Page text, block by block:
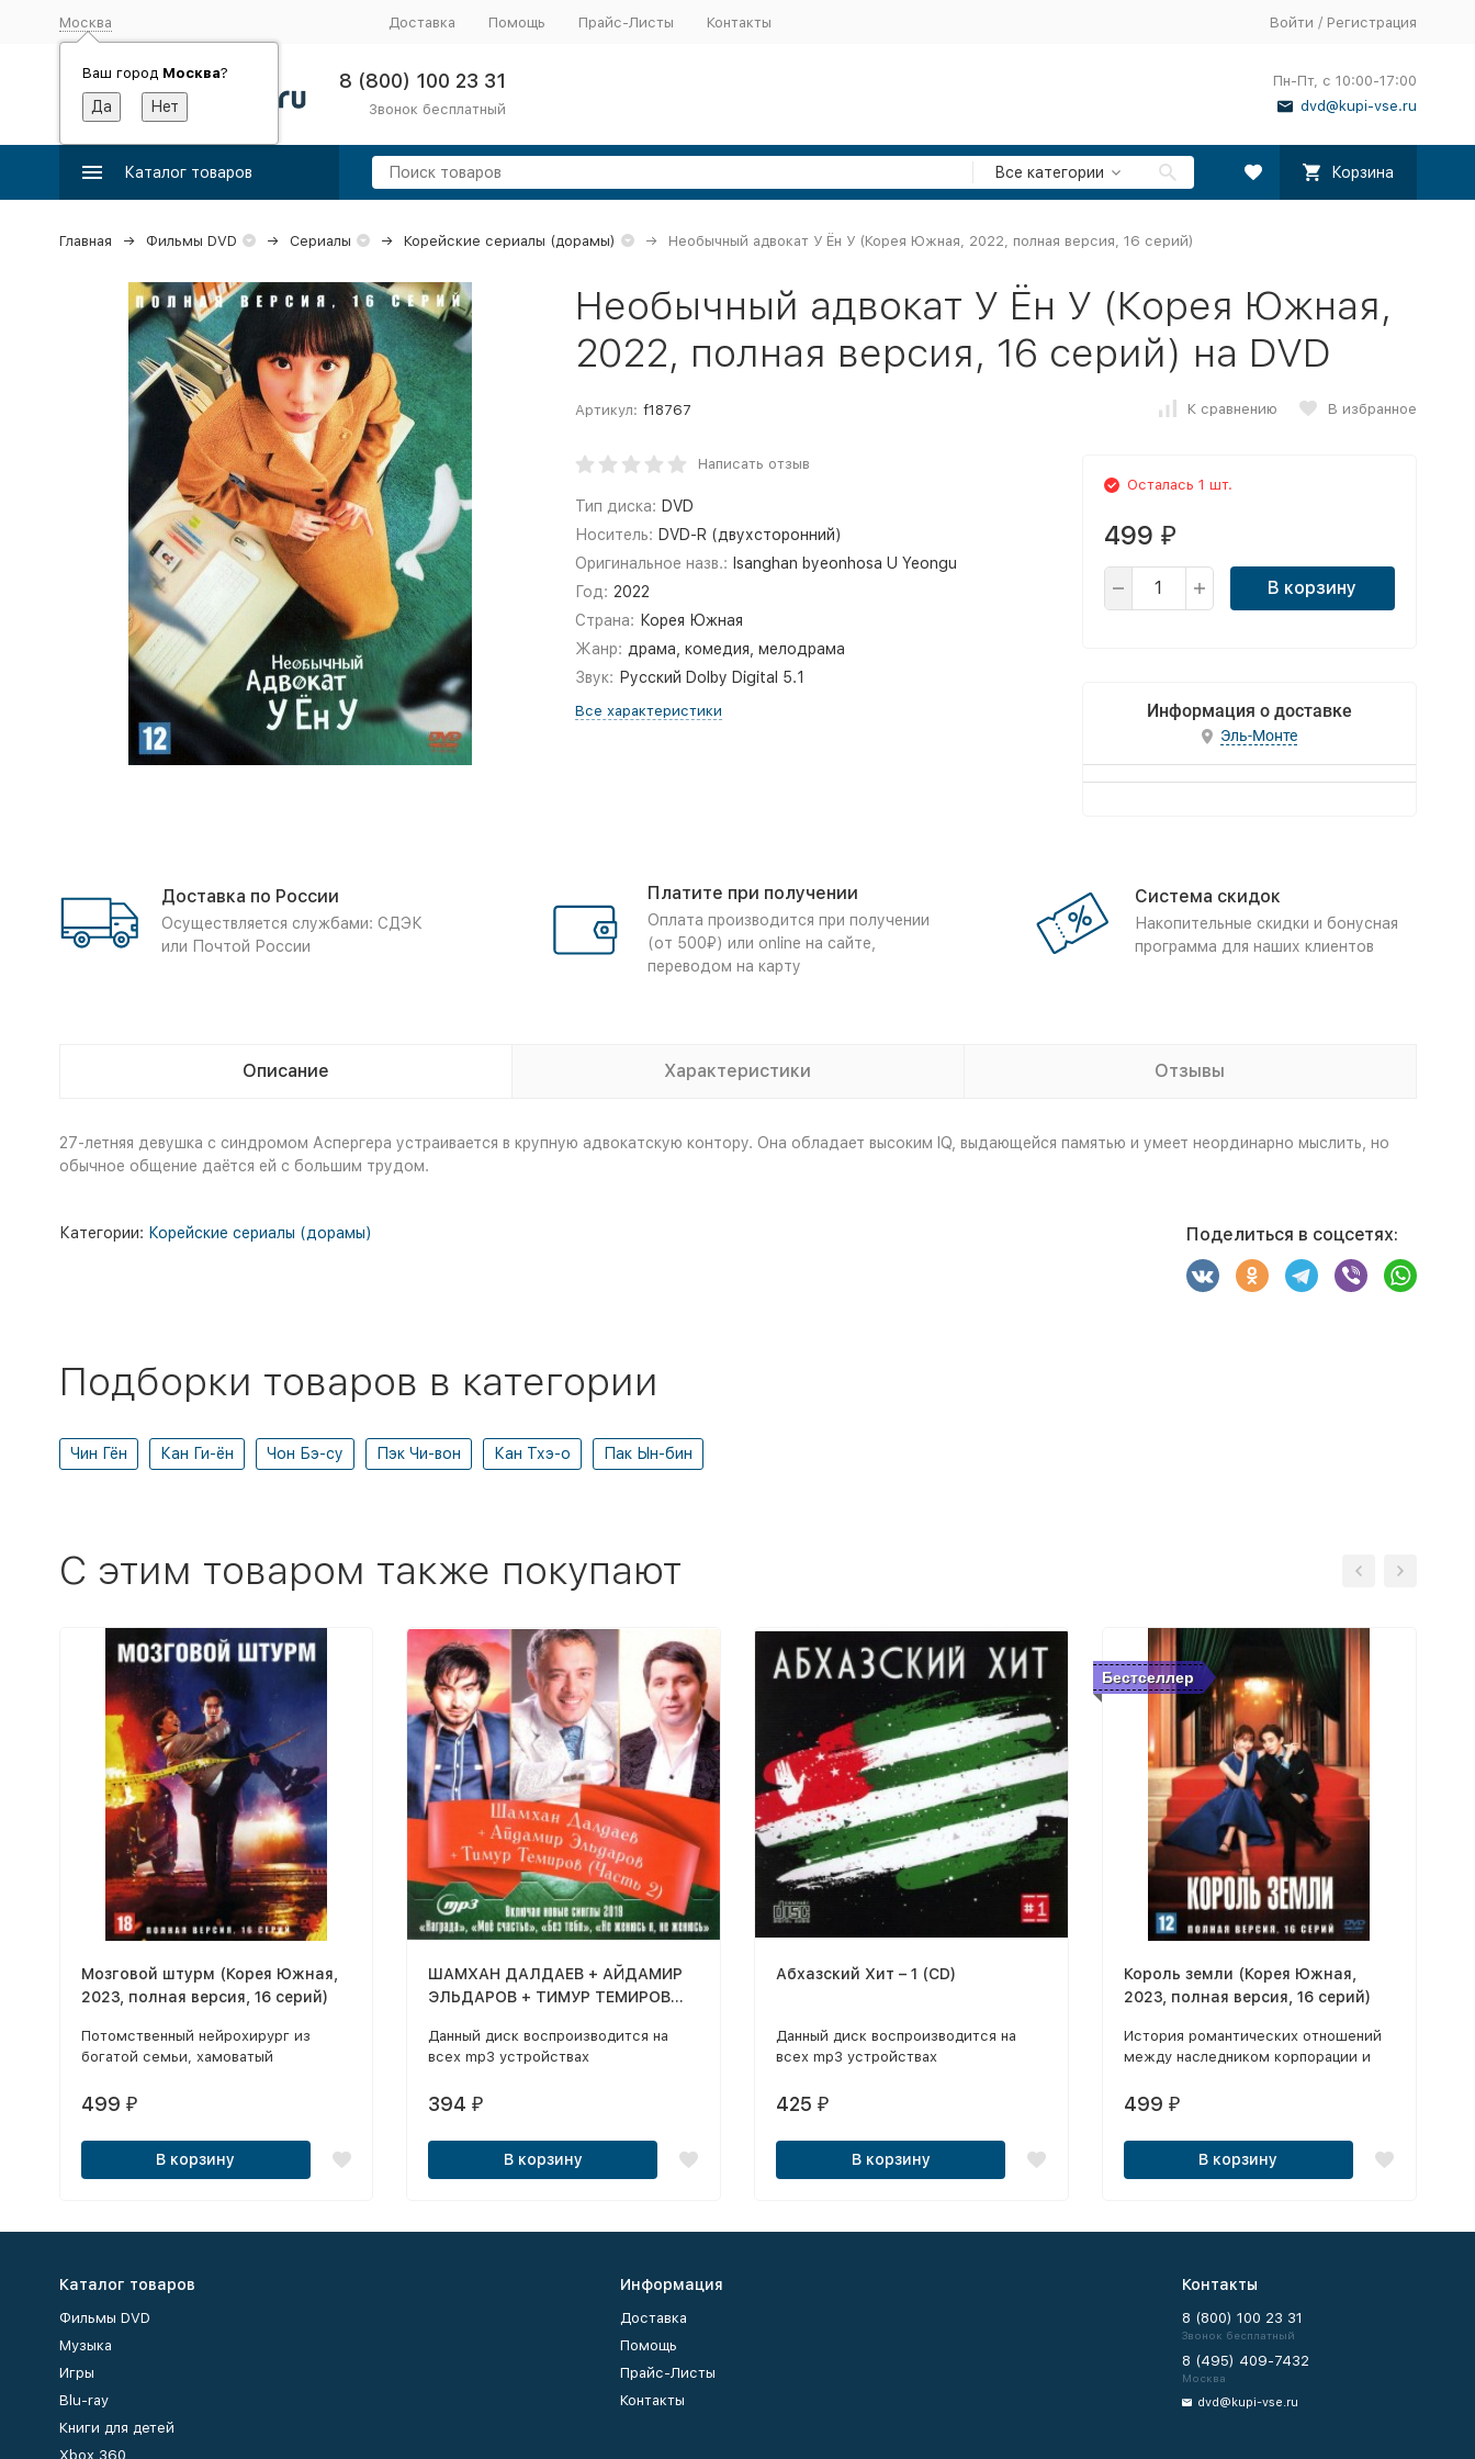
Москва
Ваш город Москва?
Доставка Помощь Прайс-Листы Контакты Войти / Регистрация
8 (800) 100 23 31
Звонок бесплатный
Пн-Пт, с 10:00-17:00
dvd@kupi-vse.ru
Каталог товаров Все категории Корзина
Главная Фильмы DVD Сериалы Корейские сериалы (дорамы) Необычный адвокат У Ён У (Корея Южная, 2022, полная версия, 16 серий)
Необычный адвокат У Ён У (Корея Южная,
2022, полная версия, 16 серий) на DVD
Артикул: f18767 К сравнению В избранное
Написать отзыв
Тип диска: DVD
Носитель: DVD-R (двухсторонний)
Оригинальное назв.: Isanghan byeonhosa U Yeongu
Год: 2022
Страна: Корея Южная
Жанр: драма, комедия, мелодрама
Звук: Русский Dolby Digital 5.1
Все характеристики
Осталась 1 шт.
499 ₽
В корзину
Информация о доставке
Эль-Монте
Доставка по России
Осуществляется службами: СДЭК
или Почтой России
Платите при получении
Оплата производится при получении
(от 500₽) или online на сайте,
переводом на карту
Система скидок
Накопительные скидки и бонусная
программа для наших клиентов
Описание Характеристики Отзывы
27-летняя девушка с синдромом Аспергера устраивается в крупную адвокатскую контору. Она обладает высоким IQ, выдающейся памятью и умеет неординарно мыслить, но
обычное общение даётся ей с большим трудом.
Категории: Корейские сериалы (дорамы) Поделиться в соцсетях:
Подборки товаров в категории
Чин Гён Кан Ги-ён Чон Бэ-су Пэк Чи-вон Кан Тхэ-о Пак Ын-бин
C этим товаром также покупают
Мозговой штурм (Корея Южная,
2023, полная версия, 16 серий)
Потомственный нейрохирург из
богатой семьи, хамоватый
гипноза объединяются, чтобы
499 ₽
В корзину
ШАМХАН ДАЛДАЕВ + АЙДАМИР
ЭЛЬДАРОВ + ТИМУР ТЕМИРОВ
СИНГЛЫ 2019 - "НАГРАДА", "МОЁ
СЧАСТЬЕ", "БЕЗ ТЕБЯ", "НЕ
(СБОРНИК MP3)
Данный диск воспроизводится на
всех mp3 устройствах
394₽
В корзину
Абхазский Хит – 1 (CD)
Данный диск воспроизводится на
всех mp3 устройствах
425 ₽
В корзину
Бестселлер
Король земли (Корея Южная,
2023, полная версия, 16 серий)
История романтических отношений
между наследником корпорации и
499 ₽
В корзину
Каталог товаров
Фильмы DVD
Музыка
Игры
Blu-ray
Книги для детей
Xbox 360
Информация
Доставка
Помощь
Прайс-Листы
Контакты
Контакты
8 (800) 100 23 31
Звонок бесплатный
8 (495) 409-7432
Москва
dvd@kupi-vse.ru